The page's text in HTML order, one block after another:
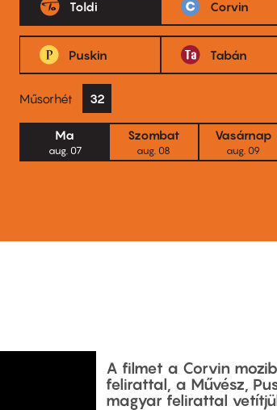
Toldi Corvin
Puskin Tabán
Műsorhét 32
Ma
aug. 07
Szombat
aug. 08
Vasárnap
aug. 09
A filmet a Corvin
felirattal, a Művész,
magyar felirattal